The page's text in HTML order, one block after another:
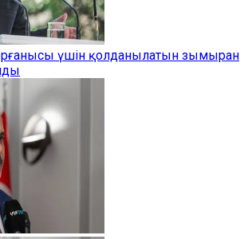
үшін қолданылатын зымыран